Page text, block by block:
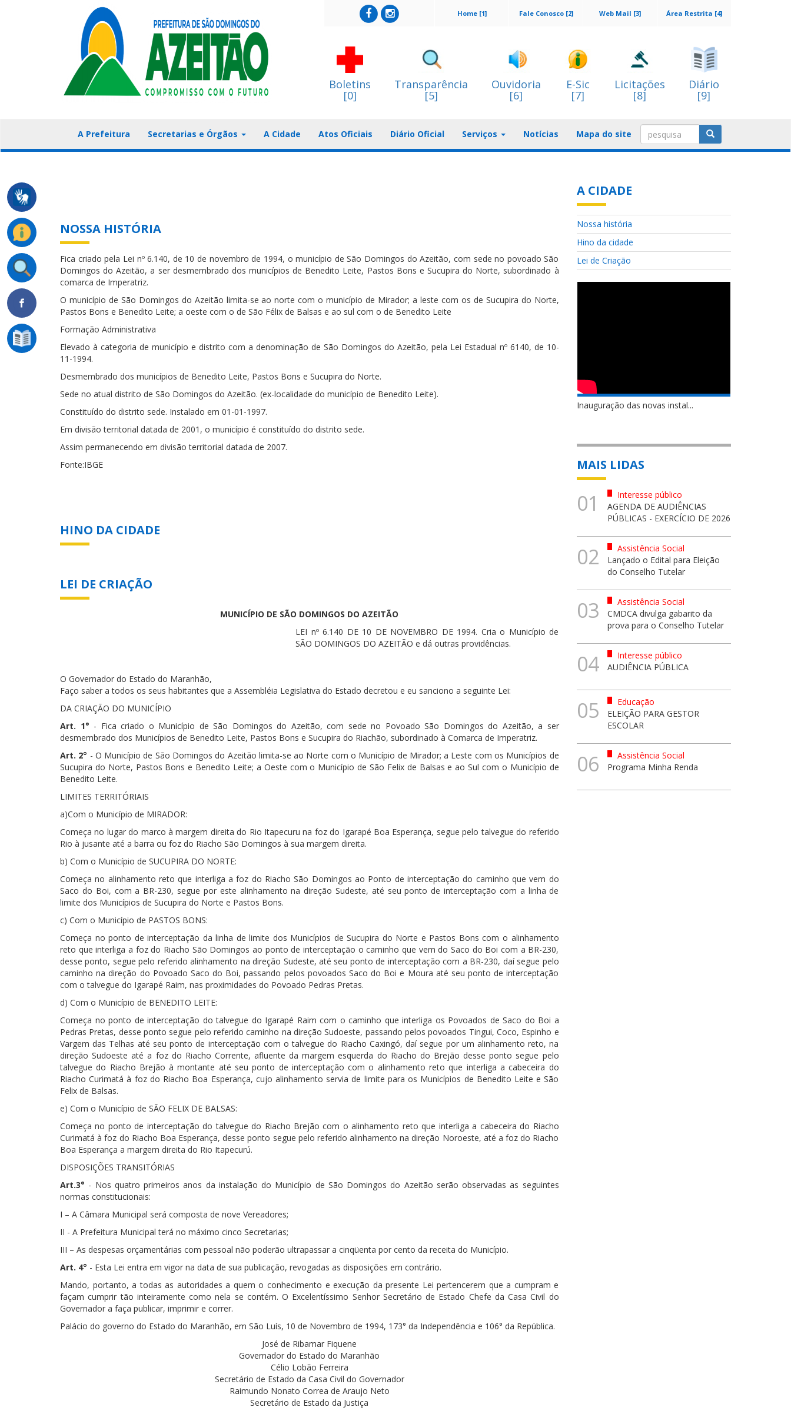
Área Restrita [4]
Web Mail [3]
Fale Conosco [2]
Home [1]
Boletins
[0]
Transparência
[5]
Ouvidoria
[6]
E-Sic
[7]
Licitações
[8]
Diário
[9]
A Prefeitura Secretarias e Órgãos A Cidade Atos Oficiais Diário Oficial Serviços Notícias Mapa do site
NOSSA HISTÓRIA
Fica criado pela Lei nº 6.140, de 10 de novembro de 1994, o município de São Domingos do Azeitão, com sede no povoado São
Domingos do Azeitão, a ser desmembrado dos municípios de Benedito Leite, Pastos Bons e Sucupira do Norte, subordinado à
comarca de Imperatriz.
O município de São Domingos do Azeitão limita-se ao norte com o município de Mirador; a leste com os de Sucupira do Norte,
Pastos Bons e Benedito Leite; a oeste com o de São Félix de Balsas e ao sul com o de Benedito Leite
Formação Administrativa
Elevado à categoria de município e distrito com a denominação de São Domingos do Azeitão, pela Lei Estadual nº 6140, de 10-
11-1994.
Desmembrado dos municípios de Benedito Leite, Pastos Bons e Sucupira do Norte.
Sede no atual distrito de São Domingos do Azeitão. (ex-localidade do município de Benedito Leite).
Constituído do distrito sede. Instalado em 01-01-1997.
Em divisão territorial datada de 2001, o município é constituído do distrito sede.
Assim permanecendo em divisão territorial datada de 2007.
Fonte:IBGE
HINO DA CIDADE
LEI DE CRIAÇÃO
MUNICÍPIO DE SÃO DOMINGOS DO AZEITÃO
LEI nº 6.140 DE 10 DE NOVEMBRO DE 1994. Cria o Município de
SÃO DOMINGOS DO AZEITÃO e dá outras providências.
O Governador do Estado do Maranhão,
Faço saber a todos os seus habitantes que a Assembléia Legislativa do Estado decretou e eu sanciono a seguinte Lei:
DA CRIAÇÃO DO MUNICÍPIO
Art. 1° - Fica criado o Município de São Domingos do Azeitão, com sede no Povoado São Domingos do Azeitão, a ser
desmembrado dos Municípios de Benedito Leite, Pastos Bons e Sucupira do Riachão, subordinado à Comarca de Imperatriz.
Art. 2° - O Município de São Domingos do Azeitão limita-se ao Norte com o Município de Mirador; a Leste com os Municípios de
Sucupira do Norte, Pastos Bons e Benedito Leite; a Oeste com o Município de São Felix de Balsas e ao Sul com o Município de
Benedito Leite.
LIMITES TERRITÓRIAIS
a)Com o Município de MIRADOR:
Começa no lugar do marco à margem direita do Rio Itapecuru na foz do Igarapé Boa Esperança, segue pelo talvegue do referido
Rio à jusante até a barra ou foz do Riacho São Domingos à sua margem direita.
b) Com o Município de SUCUPIRA DO NORTE:
Começa no alinhamento reto que interliga a foz do Riacho São Domingos ao Ponto de interceptação do caminho que vem do
Saco do Boi, com a BR-230, segue por este alinhamento na direção Sudeste, até seu ponto de interceptação com a linha de
limite dos Municípios de Sucupira do Norte e Pastos Bons.
c) Com o Município de PASTOS BONS:
Começa no ponto de interceptação da linha de limite dos Municípios de Sucupira do Norte e Pastos Bons com o alinhamento
reto que interliga a foz do Riacho São Domingos ao ponto de interceptação o caminho que vem do Saco do Boi com a BR-230,
desse ponto, segue pelo referido alinhamento na direção Sudeste, até seu ponto de interceptação com a BR-230, daí segue pelo
caminho na direção do Povoado Saco do Boi, passando pelos povoados Saco do Boi e Moura até seu ponto de interceptação
com o talvegue do Igarapé Raim, nas proximidades do Povoado Pedras Pretas.
d) Com o Município de BENEDITO LEITE:
Começa no ponto de interceptação do talvegue do Igarapé Raim com o caminho que interliga os Povoados de Saco do Boi a
Pedras Pretas, desse ponto segue pelo referido caminho na direção Sudoeste, passando pelos povoados Tingui, Coco, Espinho e
Vargem das Telhas até seu ponto de interceptação com o talvegue do Riacho Caxingó, daí segue por um alinhamento reto, na
direção Sudoeste até a foz do Riacho Corrente, afluente da margem esquerda do Riacho do Brejão desse ponto segue pelo
talvegue do Riacho Brejão à montante até seu ponto de interceptação com o alinhamento reto que interliga a cabeceira do
Riacho Curimatá à foz do Riacho Boa Esperança, cujo alinhamento servia de limite para os Municípios de Benedito Leite e São
Felix de Balsas.
e) Com o Município de SÃO FELIX DE BALSAS:
Começa no ponto de interceptação do talvegue do Riacho Brejão com o alinhamento reto que interliga a cabeceira do Riacho
Curimatá à foz do Riacho Boa Esperança, desse ponto segue pelo referido alinhamento na direção Noroeste, até a foz do Riacho
Boa Esperança a margem direita do Rio Itapecurú.
DISPOSIÇÕES TRANSITÓRIAS
Art.3° - Nos quatro primeiros anos da instalação do Município de São Domingos do Azeitão serão observadas as seguintes
normas constitucionais:
I – A Câmara Municipal será composta de nove Vereadores;
II - A Prefeitura Municipal terá no máximo cinco Secretarias;
III – As despesas orçamentárias com pessoal não poderão ultrapassar a cinqüenta por cento da receita do Município.
Art. 4° - Esta Lei entra em vigor na data de sua publicação, revogadas as disposições em contrário.
Mando, portanto, a todas as autoridades a quem o conhecimento e execução da presente Lei pertencerem que a cumpram e
façam cumprir tão inteiramente como nela se contém. O Excelentíssimo Senhor Secretário de Estado Chefe da Casa Civil do
Governador a faça publicar, imprimir e correr.
Palácio do governo do Estado do Maranhão, em São Luís, 10 de Novembro de 1994, 173° da Independência e 106° da República.
José de Ribamar Fiquene
Governador do Estado do Maranhão
Célio Lobão Ferreira
Secretário de Estado da Casa Civil do Governador
Raimundo Nonato Correa de Araujo Neto
Secretário de Estado da Justiça
A CIDADE
Nossa história
Hino da cidade
Lei de Criação
Inauguração das novas instal...
MAIS LIDAS
01
Interesse público
AGENDA DE AUDIÊNCIAS
PÚBLICAS - EXERCÍCIO DE 2026
02
Assistência Social
Lançado o Edital para Eleição
do Conselho Tutelar
03
Assistência Social
CMDCA divulga gabarito da
prova para o Conselho Tutelar
04
Interesse público
AUDIÊNCIA PÚBLICA
05
Educação
ELEIÇÃO PARA GESTOR
ESCOLAR
06
Assistência Social
Programa Minha Renda